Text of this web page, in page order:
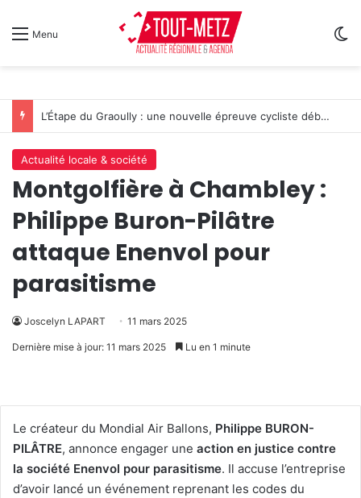
Menu
L’Étape du Graoully : une nouvelle épreuve cycliste débarque à Metz
Actualité locale & société
Montgolfière à Chambley :
Philippe Buron-Pilâtre
attaque Enenvol pour
parasitisme
Joscelyn LAPART 11 mars 2025
Dernière mise à jour: 11 mars 2025 Lu en 1 minute
Le créateur du Mondial Air Ballons, Philippe BURON-
PILÂTRE, annonce engager une action en justice contre
la société Enenvol pour parasitisme. Il accuse l’entreprise
d’avoir lancé un événement reprenant les codes du